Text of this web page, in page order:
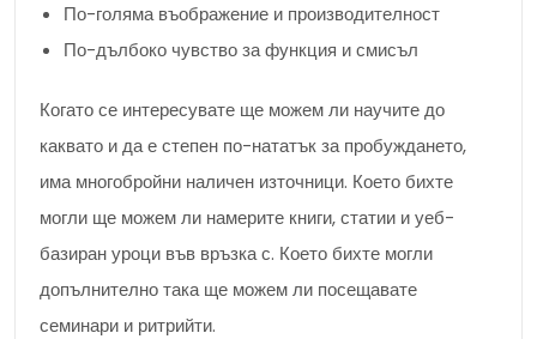
По-голяма въображение и производителност
По-дълбоко чувство за функция и смисъл
Когато се интересувате ще можем ли научите до
каквато и да е степен по-нататък за пробуждането,
има многобройни наличен източници. Което бихте
могли ще можем ли намерите книги, статии и уеб-
базиран уроци във връзка с. Което бихте могли
допълнително така ще можем ли посещавате
семинари и ритрийти.